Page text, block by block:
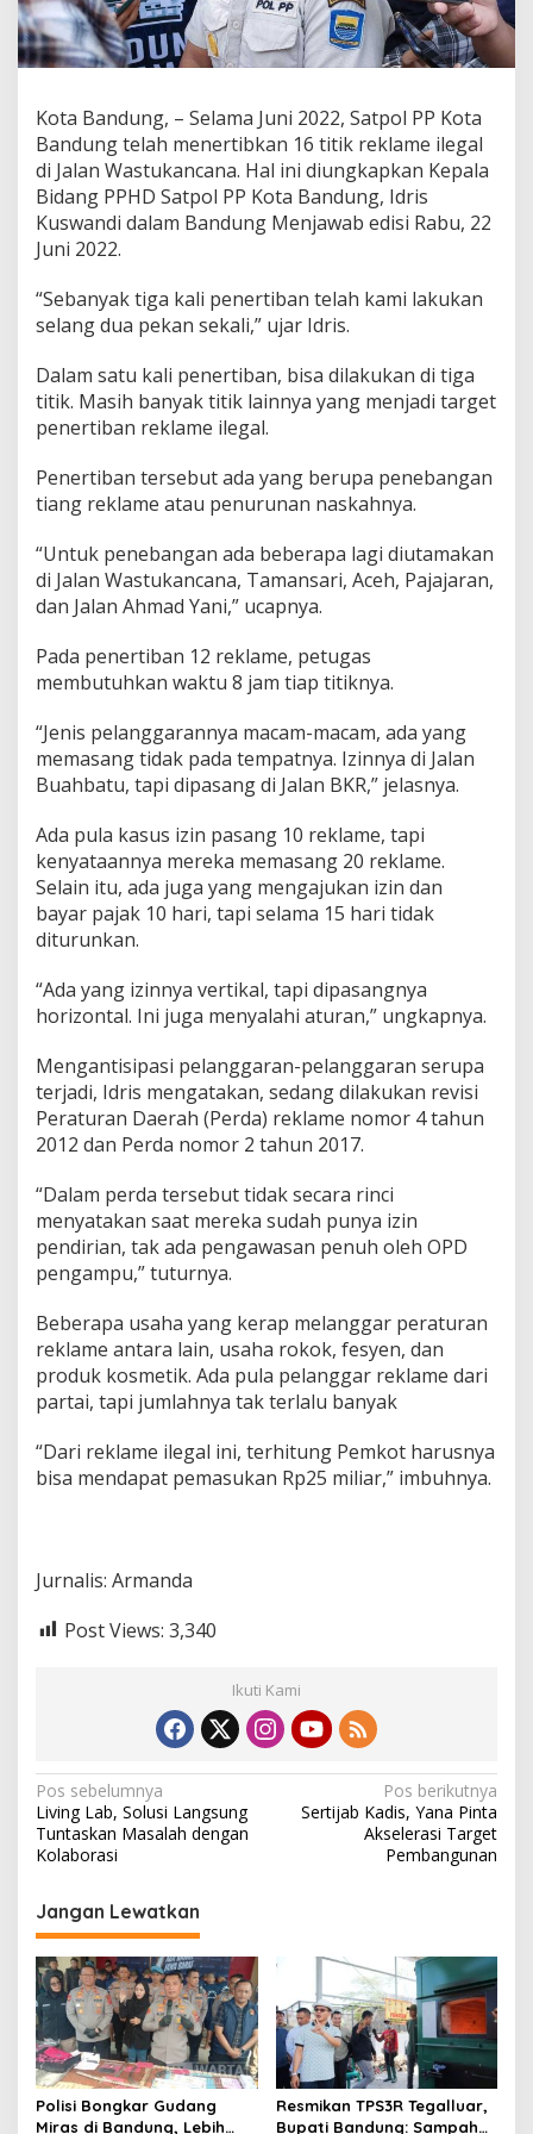
a
t
p
o
P
P
T
e
g
a
n
a
a
n
e
a
n
R
e
m
e
e
g
a
Kota Bandung, – Selama Juni 2022, Satpol PP Kota
Bandung telah menertibkan 16 titik reklame ilegal
di Jalan Wastukancana. Hal ini diungkapkan Kepala
Bidang PPHD Satpol PP Kota Bandung, Idris
Kuswandi dalam Bandung Menjawab edisi Rabu, 22
Juni 2022.
“Sebanyak tiga kali penertiban telah kami lakukan
selang dua pekan sekali,” ujar Idris.
Dalam satu kali penertiban, bisa dilakukan di tiga
titik. Masih banyak titik lainnya yang menjadi target
penertiban reklame ilegal.
Penertiban tersebut ada yang berupa penebangan
tiang reklame atau penurunan naskahnya.
“Untuk penebangan ada beberapa lagi diutamakan
di Jalan Wastukancana, Tamansari, Aceh, Pajajaran,
dan Jalan Ahmad Yani,” ucapnya.
Pada penertiban 12 reklame, petugas
membutuhkan waktu 8 jam tiap titiknya.
“Jenis pelanggarannya macam-macam, ada yang
memasang tidak pada tempatnya. Izinnya di Jalan
Buahbatu, tapi dipasang di Jalan BKR,” jelasnya.
Ada pula kasus izin pasang 10 reklame, tapi
kenyataannya mereka memasang 20 reklame.
Selain itu, ada juga yang mengajukan izin dan
bayar pajak 10 hari, tapi selama 15 hari tidak
diturunkan.
“Ada yang izinnya vertikal, tapi dipasangnya
horizontal. Ini juga menyalahi aturan,” ungkapnya.
Mengantisipasi pelanggaran-pelanggaran serupa
terjadi, Idris mengatakan, sedang dilakukan revisi
Peraturan Daerah (Perda) reklame nomor 4 tahun
2012 dan Perda nomor 2 tahun 2017.
“Dalam perda tersebut tidak secara rinci
menyatakan saat mereka sudah punya izin
pendirian, tak ada pengawasan penuh oleh OPD
pengampu,” tuturnya.
Beberapa usaha yang kerap melanggar peraturan
reklame antara lain, usaha rokok, fesyen, dan
produk kosmetik. Ada pula pelanggar reklame dari
partai, tapi jumlahnya tak terlalu banyak
“Dari reklame ilegal ini, terhitung Pemkot harusnya
bisa mendapat pemasukan Rp25 miliar,” imbuhnya.
Jurnalis: Armanda
Post Views: 3,340
Ikuti Kami
N
a
v
i
g
a
s
i
p
o
Pos sebelumnya
Living Lab, Solusi Langsung
Tuntaskan Masalah dengan
Kolaborasi
Pos berikutnya
Sertijab Kadis, Yana Pinta
Akselerasi Target
Pembangunan
Jangan Lewatkan
Polisi Bongkar Gudang
Miras di Bandung, Lebih
Resmikan TPS3R Tegalluar,
Bupati Bandung: Sampah